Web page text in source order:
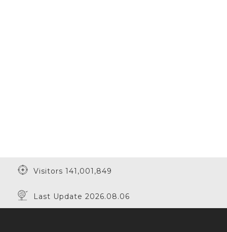
Visitors 141,001,849
Last Update 2026.08.06